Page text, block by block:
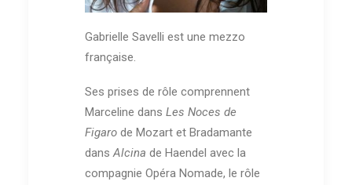
Gabrielle Savelli est une mezzo
française.
Ses prises de rôle comprennent
Marceline dans Les Noces de
Figaro de Mozart et Bradamante
dansAlcina de Haendel avec la
compagnie Opéra Nomade, le rôle